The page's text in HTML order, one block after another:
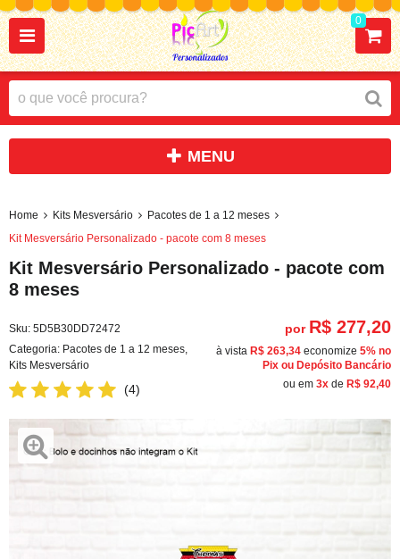
0
Home Kits Mesversário
Pacotes de 1 a 12 meses
Kit Mesversário Personalizado - pacote com 8 meses
Kit Mesversário Personalizado - pacote com
8 meses
Sku: 5D5B30DD72472
Categoria: Pacotes de 1 a 12 meses
Kits Mesversário
(4)
por R$ 277,20
à vista R$ 263,34 economize 5% no
Pix ou Depósito Bancário
ou em 3x de R$ 92,40